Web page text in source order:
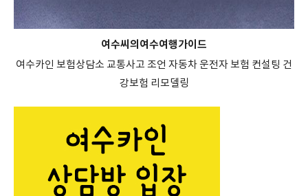
여수씨의여수여행가이드
여수카인 보험상담소 교통사고 조언 자동차 운전자 보험 컨설팅 건
강보험 리모델링